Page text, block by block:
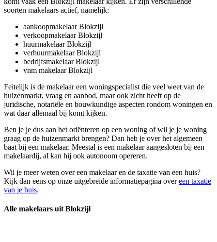
soorten makelaars actief, namelijk:
aankoopmakelaar Blokzijl
verkoopmakelaar Blokzijl
huurmakelaar Blokzijl
verhuurmakelaar Blokzijl
bedrijfsmakelaar Blokzijl
vnm makelaar Blokzijl
Feitelijk is de makelaar een woningspecialist die veel weet van de
huizenmarkt, vraag en aanbod, maar ook zicht heeft op de
juridische, notariële en bouwkundige aspecten rondom woningen en
wat daar allemaal bij komt kijken.
Ben je je dus aan het oriënteren op een woning of wil je je woning
graag op de huizenmarkt brengen? Dan heb je over het algemeen
baat bij een makelaar. Meestal is een makelaar aangesloten bij een
makelaardij, al kan hij ook autonoom opereren.
Wil je meer weten over een makelaar en de taxatie van een huis?
Kijk dan eens op onze uitgebreide informatiepagina overeen taxatie
van je huis.
Alle makelaars uit Blokzijl